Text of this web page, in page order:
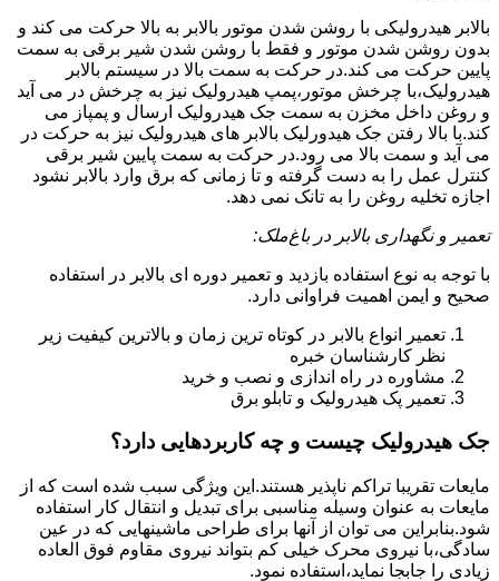
بالابر هیدرولیکی با روشن شدن موتور بالابر به بالا حرکت می کند و
بدون روشن شدن موتور و فقط با روشن شدن شیر برقی به سمت
پایین حرکت می کند.در حرکت به سمت بالا در سیستم بالابر
هیدرولیک،با چرخش موتور،پمپ هیدرولیک نیز به چرخش در می آید
و روغن داخل مخزن به سمت جک هیدرولیک ارسال و پمپاز می
کند.با بالا رفتن جک هیدورلیک بالابر های هیدرولیک نیز به حرکت در
می آید و سمت بالا می رود.در حرکت به سمت پایین شیر برقی
کنترل عمل را به دست گرفته و تا زمانی که برق وارد بالابر نشود
اجازه تخلیه روغن را به تانک نمی دهد.
تعمیر و نگهداری بالابر در باغ‌ملک:
با توجه به نوع استفاده بازدید و تعمیر دوره ای بالابر در استفاده
صحیح و ایمن اهمیت فراوانی دارد.
تعمیر انواع بالابر در کوتاه ترین زمان و بالاترین کیفیت زیر
نظر کارشناسان خبره
مشاوره در راه اندازی و نصب و خرید
تعمیر پک هیدرولیک و تابلو برق
جک هیدرولیک چیست و چه کاربردهایی دارد؟
مایعات تقریبا تراکم ناپذیر هستند.این ویژگی سبب شده است که از
مایعات به عنوان وسیله مناسبی برای تبدیل و انتقال کار استفاده
شود.بنابراین می توان از آنها برای طراحی ماشینهایی که در عین
سادگی،با نیروی محرک خیلی کم بتواند نیروی مقاوم فوق العاده
زیادی را جابجا نماید،استفاده نمود.